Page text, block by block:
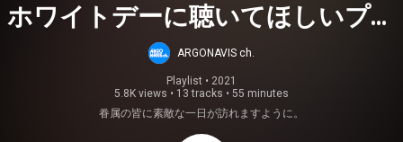
ホワイトデーに聴いてほしいプレ
イリスト byランズベリー・アーサ
ー
ARGONAVIS ch.
Playlist • 2021
5.8K views • 13 tracks • 55 minutes
眷属の皆に素敵な一日が訪れますように。